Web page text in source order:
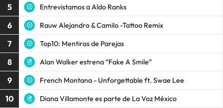
5 Entrevistamos a Aldo Ranks
6 Rauw Alejandro & Camilo -Tattoo Remix
7 Top10: Mentiras de Parejas
8 Alan Walker estrena “Fake A Smile”
9 French Montana - Unforgettable ft. Swae Lee
10 Diana Villamonte es parte de La Voz México